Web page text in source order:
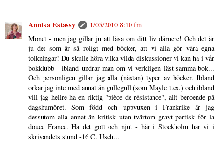
Annika Estassy
1/05/2010 8:10 fm
Monet - men jag gillar ju att läsa om ditt liv därnere! Och det är
ju det som är så roligt med böcker, att vi alla gör våra egna
tolkningar! Du skulle höra vilka vilda diskussioner vi kan ha i vår
bokklubb - ibland undrar man om vi verkligen läst samma bok...
Och personligen gillar jag alla (nästan) typer av böcker. Ibland
orkar jag inte med annat än gullegull (som Mayle t.ex.) och ibland
vill jag hellre ha en riktig "pièce de résistance", allt beroende på
dagshumöret. Som född och uppvuxen i Frankrike är jag
dessutom alla annat än kritisk utan tvärtom gravt partisk för la
douce France. Ha det gott och njut - här i Stockholm har vi i
skrivandets stund -16 C. Usch...